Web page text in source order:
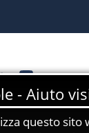
LinkedinYouTube